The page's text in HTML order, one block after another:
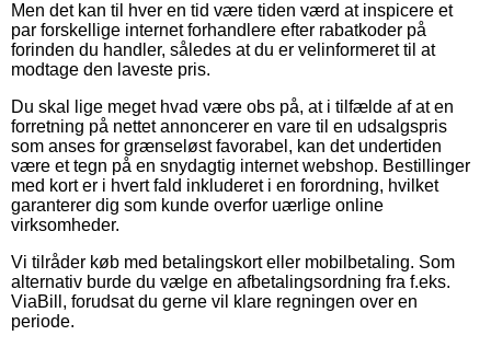
Men det kan til hver en tid være tiden værd at inspicere et
par forskellige internet forhandlere efter rabatkoder på
forinden du handler, således at du er velinformeret til at
modtage den laveste pris.
Du skal lige meget hvad være obs på, at i tilfælde af at en
forretning på nettet annoncerer en vare til en udsalgspris
som anses for grænseløst favorabel, kan det undertiden
være et tegn på en snydagtig internet webshop. Bestillinger
med kort er i hvert fald inkluderet i en forordning, hvilket
garanterer dig som kunde overfor uærlige online
virksomheder.
Vi tilråder køb med betalingskort eller mobilbetaling. Som
alternativ burde du vælge en afbetalingsordning fra f.eks.
ViaBill, forudsat du gerne vil klare regningen over en
periode.